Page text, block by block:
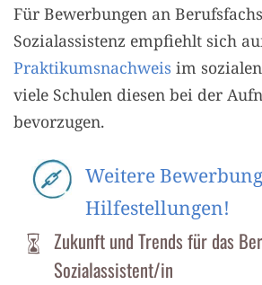
Für Bewerbungen an
Sozialassistenz empfiehlt sich
Praktikumsnachweis im
viele Schulen diesen bei der
bevorzugen.
Weitere
Hilfestellungen!
Zukunft und Trends für das
Sozialassistent/in